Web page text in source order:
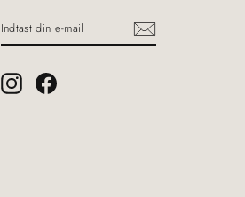
DIN
E-
InstagramFacebook